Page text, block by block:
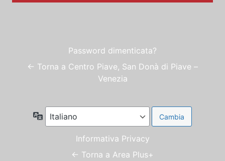
Password dimenticata?
← Torna a Centro Piave, San Donà di Piave –
Venezia
Lingua
Informativa Privacy
← Torna a Area Plus+